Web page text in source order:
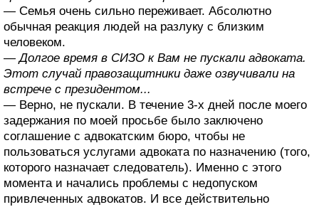
— Семья очень сильно переживает. Абсолютно
обычная реакция людей на разлуку с близким
человеком.
— Долгое время в СИЗО к Вам не пускали адвоката.
Этот случай правозащитники даже озвучивали на
встрече с президентом...
— Верно, не пускали. В течение 3-х дней после моего
задержания по моей просьбе было заключено
соглашение с адвокатским бюро, чтобы не
пользоваться услугами адвоката по назначению (того,
которого назначает следователь). Именно с этого
момента и начались проблемы с недопуском
привлеченных адвокатов. И все действительно